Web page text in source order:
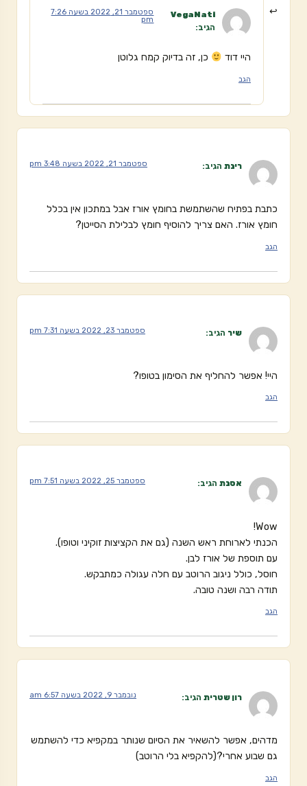
VegaNati
הגיב:
ספטמבר 21, 2022 בשעה 7:26
pm
היי דוד כן, זה בדיוק קמח גלוטן
הגב
רינת הגיב: ספטמבר 21, 2022 בשעה 3:48 pm
כתבת בפתיח שהשתמשת בחומץ אורז אבל במתכון אין בכלל
חומץ אורז. האם צריך להוסיף חומץ לבלילת הסייטן?
הגב
שיר הגיב: ספטמבר 23, 2022 בשעה 7:31 pm
היי! אפשר להחליף את הסימון בטופו?
הגב
אסנת הגיב: ספטמבר 25, 2022 בשעה 7:51 pm
Wow!
הכנתי לארוחת ראש השנה (גם את הקציצות זוקיני וטופו).
עם תוספת של אורז לבן.
חוסל, כולל ניגוב הרוטב עם חלה עגולה כמתבקש.
תודה רבה ושנה טובה.
הגב
רון שטרית הגיב: נובמבר 9, 2022 בשעה 6:57 am
מדהים, אפשר להשאיר את הסיום שנותר במקפיא כדי להשתמש
גם שבוע אחרי?(להקפיא בלי הרוטב)
הגב